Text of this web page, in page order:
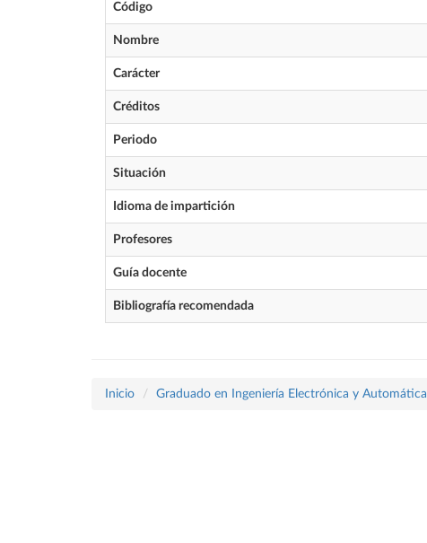
Código
Nombre
Carácter
Créditos
Periodo
Situación
Idioma de impartición
Profesores
Guía docente
Bibliografía recomendada
Inicio Graduado en Ingeniería Electrónica y Automática